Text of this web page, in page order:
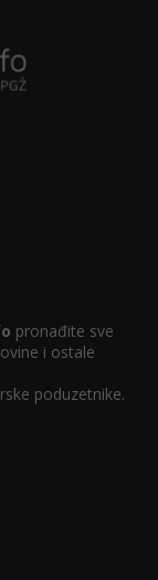
pronađite sve
i ostale
poduzetnike.